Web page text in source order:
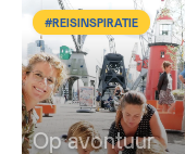
#REISINSPIRATIE
Op avontuur